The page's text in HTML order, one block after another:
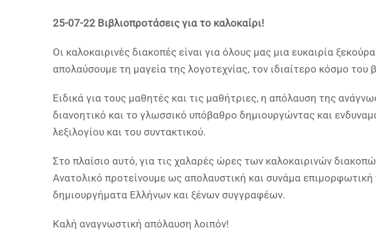
25-07-22 Βιβλιοπροτάσεις για το καλοκαίρι!
Οι καλοκαιρινές διακοπές είναι για όλους μας μια ευκαιρία
απολαύσουμε τη μαγεία της λογοτεχνίας, τον ιδιαίτερο κόσμο του
Ειδικά για τους μαθητές και τις μαθήτριες, η απόλαυση της
διανοητικό και το γλωσσικό υπόβαθρο δημιουργώντας και
λεξιλογίου και του συντακτικού.
Στο πλαίσιο αυτό, για τις χαλαρές ώρες των καλοκαιρινών
Ανατολικό προτείνουμε ως απολαυστική και συνάμα
δημιουργήματα Ελλήνων και ξένων συγγραφέων.
Καλή αναγνωστική απόλαυση λοιπόν!